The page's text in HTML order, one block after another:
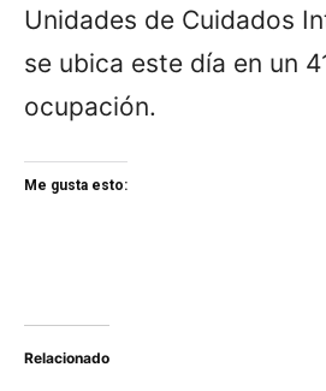
Unidades de Cuidados
se ubica este día en un
ocupación.
Me gusta esto:
Relacionado